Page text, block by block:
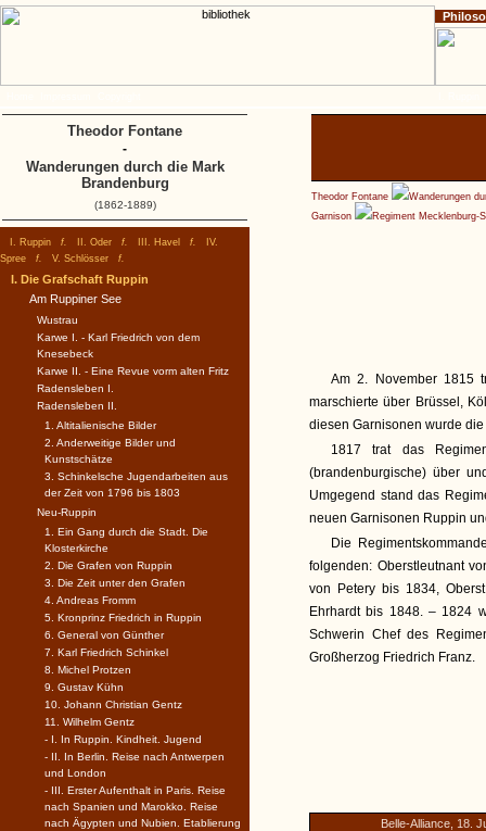
Theodor Fontane
Wanderungen
Garnison
Regiment Mecklenburg-
Am 2. November 1815
marschierte über Brüssel,
diesen Garnisonen wurde
1817 trat das
(brandenburgische) über
Umgegend stand das
neuen Garnisonen Ruppin
Die
folgenden: Oberstleutnant
von Petery bis 1834,
Ehrhardt bis 1848. – 1824
Schwerin Chef des
Großherzog Friedrich Franz.
Belle-Alliance, 18.
I. Ruppin f. II. Oder f. III. Havel f.
IV.
Spree
f. V. Schlösser f.
I. Die Grafschaft Ruppin
Am Ruppiner See
Wustrau
Karwe I. - Karl Friedrich von dem
Knesebeck
Karwe II. - Eine Revue vorm alten Fritz
Radensleben I.
Radensleben II.
1. Altitalienische Bilder
2. Anderweitige Bilder und
Kunstschätze
3. Schinkelsche Jugendarbeiten aus
der Zeit von 1796 bis 1803
Neu-Ruppin
1. Ein Gang durch die Stadt. Die
Klosterkirche
2. Die Grafen von Ruppin
3. Die Zeit unter den Grafen
4. Andreas Fromm
5. Kronprinz Friedrich in Ruppin
6. General von Günther
7. Karl Friedrich Schinkel
8. Michel Protzen
9. Gustav Kühn
10. Johann Christian Gentz
11. Wilhelm Gentz
- I. In Ruppin. Kindheit. Jugend
- II. In Berlin. Reise nach Antwerpen
und London
- III. Erster Aufenthalt in Paris. Reise
nach Spanien und Marokko. Reise
nach Ägypten und Nubien. Etablierung
Theodor Fontane
-
Wanderungen durch die Mark
Brandenburg
(1862-1889)